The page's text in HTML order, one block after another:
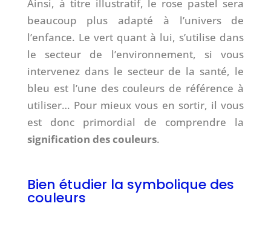
Ainsi, à titre illustratif, le rose pastel sera
beaucoup plus adapté à l’univers de
l’enfance. Le vert quant à lui, s’utilise dans
le secteur de l’environnement, si vous
intervenez dans le secteur de la santé, le
bleu est l’une des couleurs de référence à
utiliser… Pour mieux vous en sortir, il vous
est donc primordial de comprendre la
signification des couleurs.
Bien étudier la symbolique des
couleurs